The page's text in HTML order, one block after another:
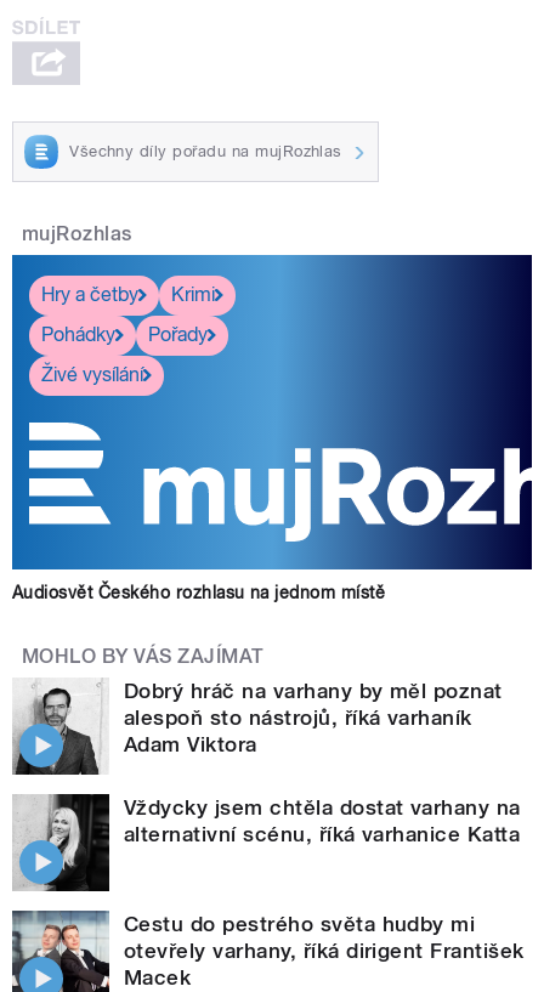
Všechny díly pořadu na mujRozhlas
mujRozhlas
Hry a četby
Krimi
Pohádky
Pořady
Živé vysílání
Audiosvět Českého rozhlasu na jednom místě
MOHLO BY VÁS ZAJÍMAT
Dobrý hráč na varhany by měl poznat
alespoň sto nástrojů, říká varhaník
Adam Viktora
Vždycky jsem chtěla dostat varhany na
alternativní scénu, říká varhanice Katta
Cestu do pestrého světa hudby mi
otevřely varhany, říká dirigent František
Macek